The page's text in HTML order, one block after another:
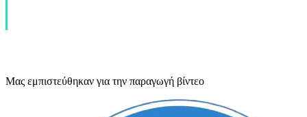
Μας εμπιστεύθηκαν για την παραγωγή βίντεο